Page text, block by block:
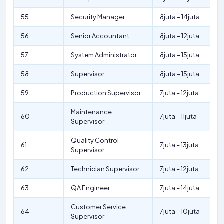
55 Security Manager 8juta – 14juta
56 Senior Accountant 8juta – 12juta
57 System Administrator 8juta – 15juta
58 Supervisor 8juta – 15juta
59 Production Supervisor 7juta – 12juta
60
Maintenance
Supervisor
7juta – 11juta
61
Quality Control
Supervisor
7juta – 13juta
62 Technician Supervisor 7juta – 12juta
63 QA Engineer 7juta – 14juta
64
Customer Service
Supervisor
7juta – 10juta